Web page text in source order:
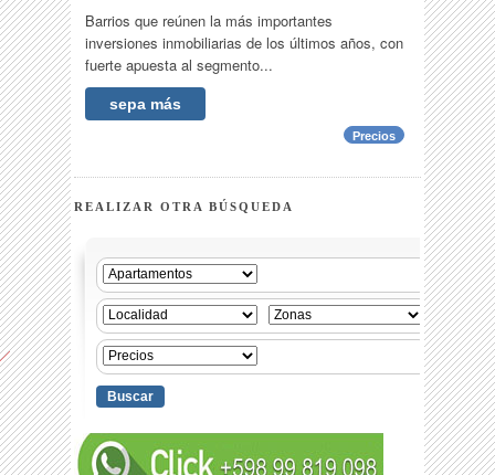
Barrios que reúnen la más importantes
inversiones inmobiliarias de los últimos años, con
fuerte apuesta al segmento...
sepa más
Precios
REALIZAR OTRA BÚSQUEDA